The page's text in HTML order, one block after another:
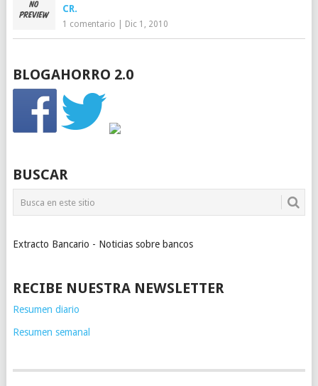
CR.
1 comentario Dic 1, 2010
BLOGAHORRO 2.0
BUSCAR
Extracto Bancario - Noticias sobre bancos
RECIBE NUESTRA NEWSLETTER
Resumen diario
Resumen semanal